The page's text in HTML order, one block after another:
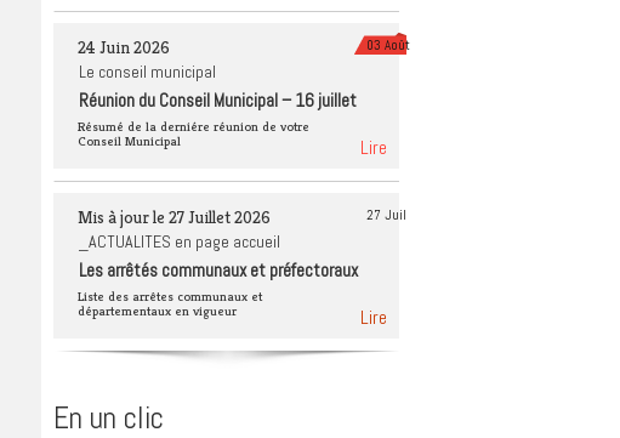
Tourisme 4 saisons
Éducation à
l’environnement
24 Juin 2026
Le conseil municipal
Réunion du Conseil Municipal – 16 juillet
2026
Résumé de la derniére réunion de votre
Conseil Municipal
Lire
03 Août
Mis à jour le 27 Juillet 2026
_ACTUALITES en page accueil
Les arrêtés communaux et préfectoraux
Liste des arrêtes communaux et
départementaux en vigueur
Lire
27 Juil
En un clic